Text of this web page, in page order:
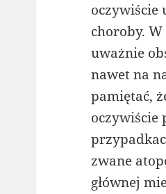
oczywiście
choroby.
uważnie
nawet na
pamiętać,
oczywiście
zwane
głównej